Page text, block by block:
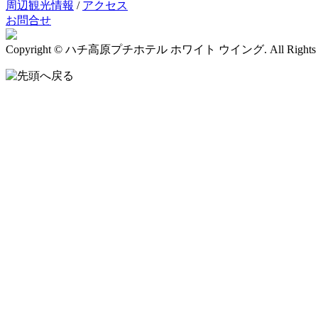
周辺観光情報 / アクセス
お問合せ
Copyright © ハチ高原プチホテル ホワイト ウイング. All Rights